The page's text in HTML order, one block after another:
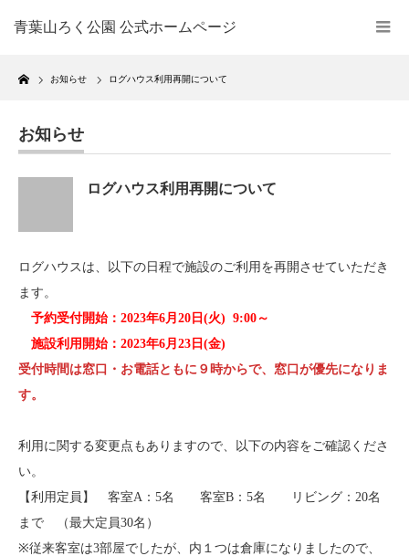
青葉山ろく公園 公式ホームページ
Home
お知らせ ログハウス利用再開について
お知らせ
ログハウス利用再開について
ログハウスは、以下の日程で施設のご利用を再開させていただき
ます。
予約受付開始：2023年6月20日(火) 9:00～
施設利用開始：2023年6月23日(金)
受付時間は窓口・お電話ともに９時からで、窓口が優先になりま
す。
利用に関する変更点もありますので、以下の内容をご確認くださ
い。
【利用定員】 客室A：5名 客室B：5名 リビング：20名
まで （最大定員30名）
※従来客室は3部屋でしたが、内１つは倉庫になりましたので、